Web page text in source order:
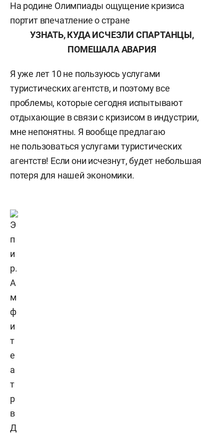
На родине Олимпиады ощущение кризиса
портит впечатление о стране
УЗНАТЬ, КУДА ИСЧЕЗЛИ СПАРТАНЦЫ,
ПОМЕШАЛА АВАРИЯ
Я уже лет 10 не пользуюсь услугами
туристических агентств, и поэтому все
проблемы, которые сегодня испытывают
отдыхающие в связи с кризисом в индустрии,
мне непонятны. Я вообще предлагаю
не пользоваться услугами туристических
агентств! Если они исчезнут, будет небольшая
потеря для нашей экономики.